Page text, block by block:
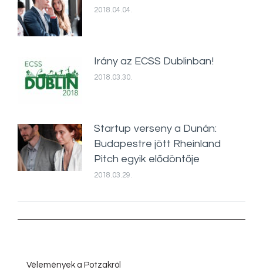
2018.04.04.
Irány az ECSS Dublinban!
2018.03.30.
Startup verseny a Dunán:
Budapestre jött Rheinland
Pitch egyik elődöntője
2018.03.29.
Vélemények a Potzakról